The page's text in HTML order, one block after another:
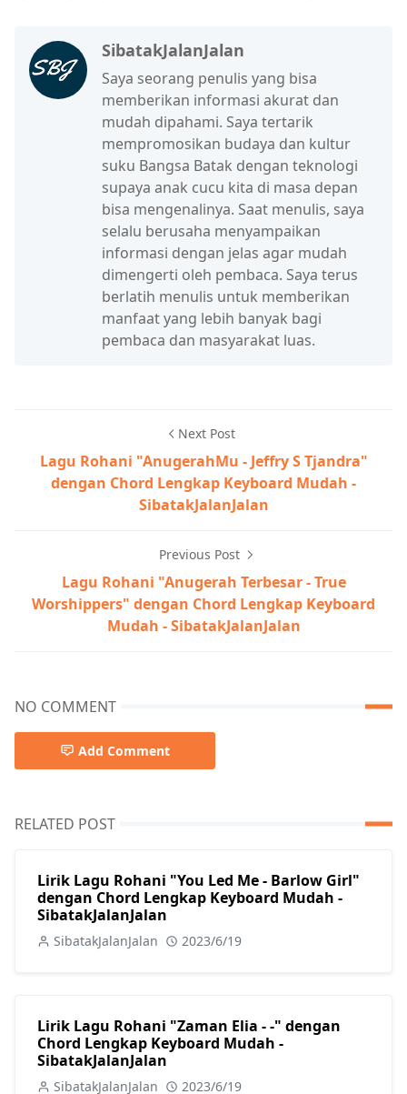
SibatakJalanJalan
Saya seorang penulis yang bisa
memberikan informasi akurat dan
mudah dipahami. Saya tertarik
mempromosikan budaya dan kultur
suku Bangsa Batak dengan teknologi
supaya anak cucu kita di masa depan
bisa mengenalinya. Saat menulis, saya
selalu berusaha menyampaikan
informasi dengan jelas agar mudah
dimengerti oleh pembaca. Saya terus
berlatih menulis untuk memberikan
manfaat yang lebih banyak bagi
pembaca dan masyarakat luas.
Next Post
Lagu Rohani "AnugerahMu - Jeffry S Tjandra"
dengan Chord Lengkap Keyboard Mudah -
SibatakJalanJalan
Previous Post
Lagu Rohani "Anugerah Terbesar - True
Worshippers" dengan Chord Lengkap Keyboard
Mudah - SibatakJalanJalan
NO COMMENT
Add Comment
RELATED POST
Lirik Lagu Rohani "You Led Me - Barlow Girl"
dengan Chord Lengkap Keyboard Mudah -
SibatakJalanJalan
SibatakJalanJalan 2023/6/19
Lirik Lagu Rohani "Zaman Elia - -" dengan
Chord Lengkap Keyboard Mudah -
SibatakJalanJalan
SibatakJalanJalan 2023/6/19